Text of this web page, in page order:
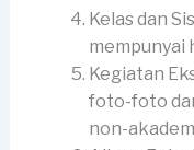
Kelas dan
mempunyai
Kegiatan
foto-foto
non-